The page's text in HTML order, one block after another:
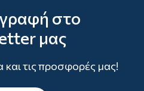
στο
μας
τις προσφορές μας!